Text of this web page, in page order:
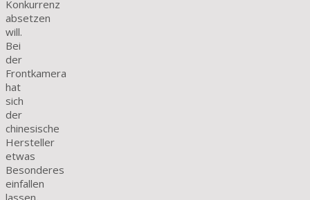
Konkurrenz
absetzen
will.
Bei
der
Frontkamera
hat
sich
der
chinesische
Hersteller
etwas
Besonderes
einfallen